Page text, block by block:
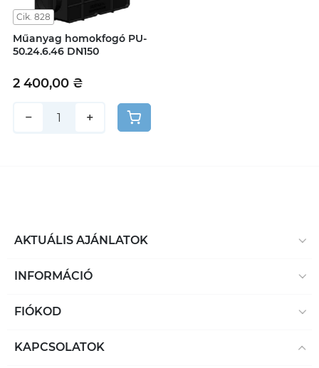
Cik. 828
Műanyag homokfogó PU-
50.24.6.46 DN150
2 400,00 ₴
− +
AKTUÁLIS AJÁNLATOK
INFORMÁCIÓ
FIÓKOD
KAPCSOLATOK